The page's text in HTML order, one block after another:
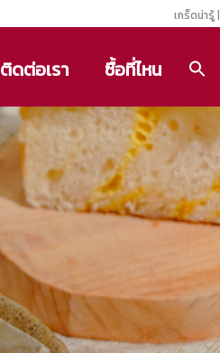
เกร็ดน่ารู้ |
ติดต่อเรา ซื้อที่ไหน